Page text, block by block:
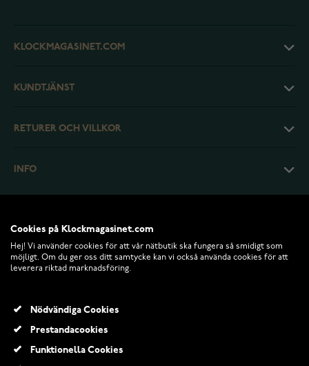
KLOCKMAGASINET.COM
KUNDTJÄNST
RETURER OCH VILLKOR
INFO
Cookies på Klockmagasinet.com
Hej! Vi använder cookies för att vår nätbutik ska fungera så smidigt som
möjligt. Om du ger oss ditt samtycke kan vi också använda cookies för att
leverera riktad marknadsföring.
Nödvändiga Cookies
Prestandacookies
Funktionella Cookies